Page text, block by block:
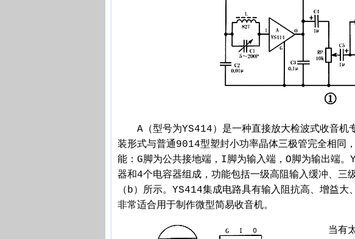
A（型号为YS414）是一种直接放大检波式收音机
装形式与普通9014型塑封小功率晶体三极管完全相同
能：G脚为公共接地端，I脚为输入端，O脚为输出端
器和4个电容器组成，功能包括一级高阻输入缓冲、三
（b）所示。YS414集成电路具有输入阻抗高、增益
非常适合用于制作微型简易收音机。
当有太